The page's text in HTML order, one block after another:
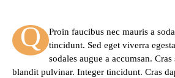
Q
Proin faucibus nec mauris a
tincidunt. Sed eget viverra
sodales augue a accumsan.
blandit pulvinar. Integer tincidunt. Cras